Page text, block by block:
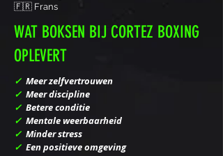
🇫🇷 Frans
WAT BOKSEN BIJ CORTEZ BOXING
OPLEVERT
✓ Meer zelfvertrouwen
✓ Meer discipline
✓ Betere conditie
✓ Mentale weerbaarheid
✓ Minder stress
✓ Een positieve omgeving